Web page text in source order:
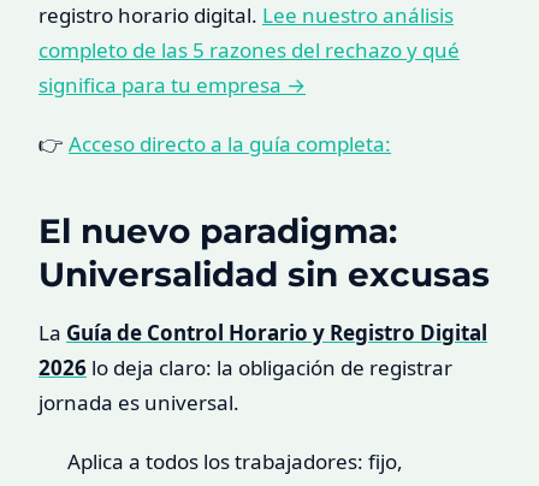
registro horario digital. Lee nuestro análisis
completo de las 5 razones del rechazo y qué
significa para tu empresa →
👉 Acceso directo a la guía completa:
El nuevo paradigma:
Universalidad sin excusas
La Guía de Control Horario y Registro Digital
2026 lo deja claro: la obligación de registrar
jornada es universal.
Aplica a todos los trabajadores: fijo,